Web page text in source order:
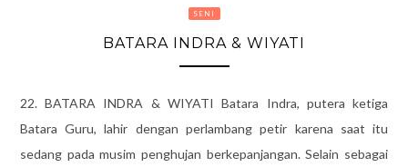
SENI
BATARA INDRA & WIYATI
22. BATARA INDRA & WIYATI Batara Indra, putera ketiga
Batara Guru, lahir dengan perlambang petir karena saat itu
sedang pada musim penghujan berkepanjangan. Selain sebagai